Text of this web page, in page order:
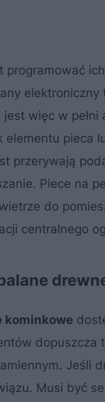
więc w
pieca
przerywają
Piece na
do
centralnego
kominkowe
Jeśli
Musi być